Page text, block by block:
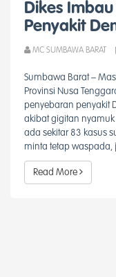
Dikes
Penyakit
MC SUMBAWA BARAT
Sumbawa Barat –
Provinsi Nusa
penyebaran penyakit
akibat gigitan nyamuk
ada sekitar 83 kasus
minta tetap
Read More